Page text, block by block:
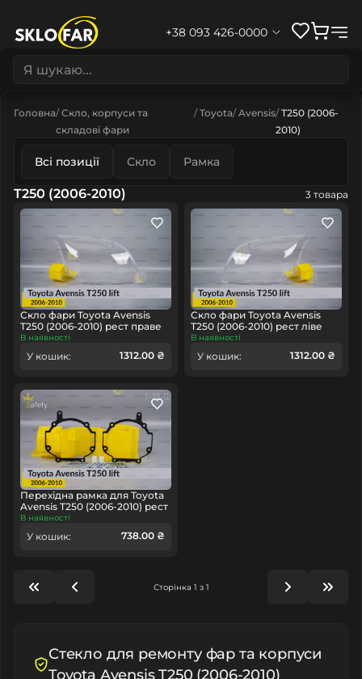
+38 093 426-0000
Головна Скло, корпуси та
складові фари
Toyota Avensis T250 (2006-
2010)
Всі позиції Скло Рамка
T250 (2006-2010) 3 товара
Скло фари Toyota Avensis
T250 (2006-2010) рест праве
В наявності
У кошик: 1312.00 ₴
Скло фари Toyota Avensis
T250 (2006-2010) рест ліве
В наявності
У кошик: 1312.00 ₴
Перехідна рамка для Toyota
Avensis T250 (2006-2010) рест
В наявності
У кошик: 738.00 ₴
Сторінка 1 з 1
Стекло для ремонту фар та корпуси
Toyota Avensis T250 (2006-2010)